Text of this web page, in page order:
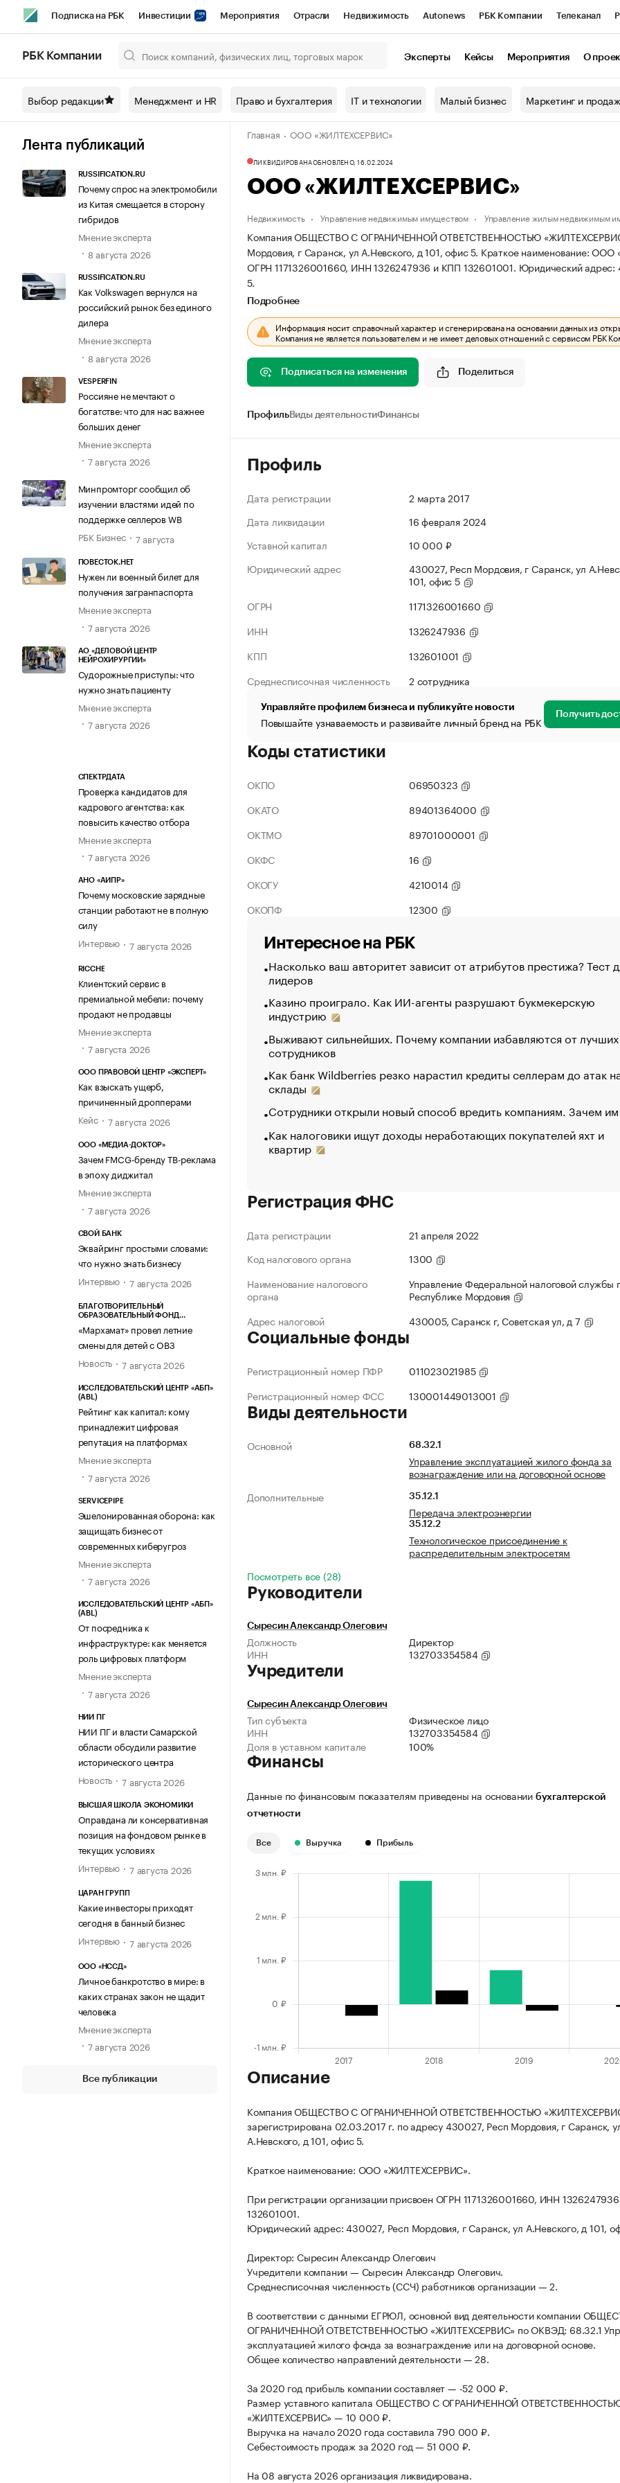
Подписка на РБК Инвестиции Мероприятия Отрасли Недвижимость Autonews РБК Компании Телеканал
Спецпроекты СПб Конференции СПб Спецпроекты Проверка контрагентов
Технологии и медиа Рынок наличной валюты
РБК Компании Эксперты Кейсы Мероприятия О
Выбор редакции Менеджмент и HR Право и бухгалтерия IT и технологии Малый бизнес Маркетинг и
Лента публикаций
RUSSIFICATION.RU
Почему спрос на электромобили
из Китая смещается в сторону
гибридов
Мнение эксперта
8 августа 2026
RUSSIFICATION.RU
Как Volkswagen вернулся на
российский рынок без единого
дилера
Мнение эксперта
8 августа 2026
VESPERFIN
Россияне не мечтают о
богатстве: что для нас важнее
больших денег
Мнение эксперта
7 августа 2026
Минпромторг сообщил об
изучении властями идей по
поддержке селлеров WB
РБК Бизнес
7 августа
ПОВЕСТОК.НЕТ
Нужен ли военный билет для
получения загранпаспорта
Мнение эксперта
7 августа 2026
АО «ДЕЛОВОЙ ЦЕНТР
НЕЙРОХИРУРГИИ»
Судорожные приступы: что
нужно знать пациенту
Мнение эксперта
7 августа 2026
СПЕКТРДАТА
Проверка кандидатов для
кадрового агентства: как
повысить качество отбора
Мнение эксперта
7 августа 2026
АНО «АИПР»
Почему московские зарядные
станции работают не в полную
силу
Интервью
7 августа 2026
RICCHE
Клиентский сервис в
премиальной мебели: почему
продают не продавцы
Мнение эксперта
7 августа 2026
ООО ПРАВОВОЙ ЦЕНТР «ЭКСПЕРТ»
Как взыскать ущерб,
причиненный дропперами
Кейс
7 августа 2026
ООО «МЕДИА-ДОКТОР»
Зачем FMCG-бренду ТВ-реклама
в эпоху диджитал
Мнение эксперта
7 августа 2026
СВОЙ БАНК
Эквайринг простыми словами:
что нужно знать бизнесу
Интервью
7 августа 2026
БЛАГОТВОРИТЕЛЬНЫЙ
ОБРАЗОВАТЕЛЬНЫЙ ФОНД
«Мархамат» провел летние
смены для детей с ОВЗ
Новость
7 августа 2026
ИССЛЕДОВАТЕЛЬСКИЙ ЦЕНТР «АБП»
(ABL)
Рейтинг как капитал: кому
принадлежит цифровая
репутация на платформах
Мнение эксперта
7 августа 2026
SERVICEPIPE
Эшелонированная оборона: как
защищать бизнес от
современных киберугроз
Мнение эксперта
7 августа 2026
ИССЛЕДОВАТЕЛЬСКИЙ ЦЕНТР «АБП»
(ABL)
От посредника к
инфраструктуре: как меняется
роль цифровых платформ
Мнение эксперта
7 августа 2026
НИИ ПГ
НИИ ПГ и власти Самарской
области обсудили развитие
исторического центра
Новость
7 августа 2026
ВЫСШАЯ ШКОЛА ЭКОНОМИКИ
Оправдана ли консервативная
позиция на фондовом рынке в
текущих условиях
Интервью
7 августа 2026
ЦАРАН ГРУПП
Какие инвесторы приходят
сегодня в банный бизнес
Интервью
7 августа 2026
ООО «НССД»
Личное банкротство в мире: в
каких странах закон не щадит
человека
Мнение эксперта
7 августа 2026
Все публикации
Главная ООО «ЖИЛТЕХСЕРВИС»
ЛИКВИДИРОВАНАОБНОВЛЕНО, 16.02.2024
ООО «ЖИЛТЕХСЕРВИС»
Недвижимость Управление недвижимым имуществом Управление жилым недвижимым
Компания ОБЩЕСТВО С ОГРАНИЧЕННОЙ ОТВЕТСТВЕННОСТЬЮ «ЖИЛТЕХСЕРВИС»
Мордовия, г Саранск, ул А.Невского, д 101, офис 5. Краткое наименование:
ОГРН 1171326001660, ИНН 1326247936 и КПП 132601001. Юридический адрес:
5.
Подробнее
Информация носит справочный характер и сгенерирована на основании данных из
Компания не является пользователем и не имеет деловых отношений с сервисом РБК
Подписаться на изменения Поделиться
ПрофильВиды деятельностиФинансы
Профиль
Дата регистрации
2 марта 2017
Дата ликвидации
16 февраля 2024
Уставной капитал
10 000 ₽
Юридический адрес
430027, Респ Мордовия, г Саранск, ул
101, офис 5
ОГРН
1171326001660
ИНН
1326247936
КПП
132601001
Среднесписочная численность
2 сотрудника
Управляйте профилем бизнеса и публикуйте новости
Повышайте узнаваемость и развивайте личный бренд на РБК Получить
Коды статистики
ОКПО
06950323
ОКАТО
89401364000
ОКТМО
89701000001
ОКФС
16
ОКОГУ
4210014
ОКОПФ
12300
Интересное на РБК
Насколько ваш авторитет зависит от атрибутов престижа? Тест
лидеров
Казино проиграло. Как ИИ-агенты разрушают букмекерскую
индустрию
Выживают сильнейших. Почему компании избавляются от лучших
сотрудников
Как банк Wildberries резко нарастил кредиты селлерам до атак
склады
Сотрудники открыли новый способ вредить компаниям. Зачем
Как налоговики ищут доходы неработающих покупателей яхт и
квартир
Регистрация ФНС
Дата регистрации
21 апреля 2022
Код налогового органа
1300
Наименование налогового
органа
Управление Федеральной налоговой службы
Республике Мордовия
Адрес налоговой
430005, Саранск г, Советская ул, д 7
Социальные фонды
Регистрационный номер ПФР
011023021985
Регистрационный номер ФСС
130001449013001
Виды деятельности
Основной 68.32.1
Управление эксплуатацией жилого фонда за
вознаграждение или на договорной основе
Дополнительные
35.12.1
Передача электроэнергии
35.12.2
Технологическое присоединение к
распределительным электросетям
Посмотреть все (28)
Руководители
Сыресин Александр Олегович
Должность
Директор
ИНН
132703354584
Учредители
Сыресин Александр Олегович
Тип субъекта
Физическое лицо
ИНН
132703354584
Доля в уставном капитале
100%
Финансы
Данные по финансовым показателям приведены на основании бухгалтерской
отчетности
Все Выручка Прибыль
Описание
Компания ОБЩЕСТВО С ОГРАНИЧЕННОЙ ОТВЕТСТВЕННОСТЬЮ
зарегистрирована 02.03.2017 г. по адресу 430027, Респ Мордовия, г Саранск,
А.Невского, д 101, офис 5.
Краткое наименование: ООО «ЖИЛТЕХСЕРВИС».
При регистрации организации присвоен ОГРН 1171326001660, ИНН
132601001.
Юридический адрес: 430027, Респ Мордовия, г Саранск, ул А.Невского, д 101,
Директор: Сыресин Александр Олегович
Учредители компании — Сыресин Александр Олегович.
Среднесписочная численность (ССЧ) работников организации — 2.
В соответствии с данными ЕГРЮЛ, основной вид деятельности компании
ОГРАНИЧЕННОЙ ОТВЕТСТВЕННОСТЬЮ «ЖИЛТЕХСЕРВИС» по ОКВЭД: 68.32.1
эксплуатацией жилого фонда за вознаграждение или на договорной основе.
Общее количество направлений деятельности — 28.
За 2020 год прибыль компании составляет — -52 000 ₽.
Размер уставного капитала ОБЩЕСТВО С ОГРАНИЧЕННОЙ
«ЖИЛТЕХСЕРВИС» — 10 000 ₽.
Выручка на начало 2020 года составила 790 000 ₽.
Себестоимость продаж за 2020 год — 51 000 ₽.
На 08 августа 2026 организация ликвидирована.